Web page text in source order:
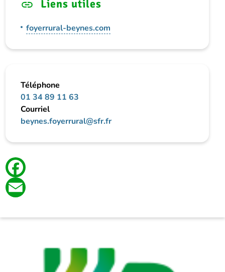
Liens utiles
foyerrural-beynes.com
Téléphone
01 34 89 11 63
Courriel
beynes.foyerrural@sfr.fr
Facebook